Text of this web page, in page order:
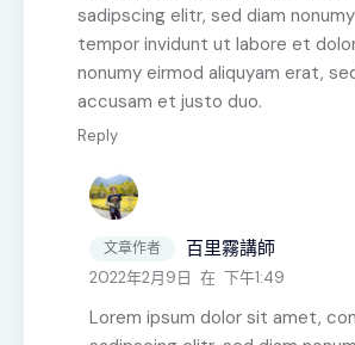
sadipscing elitr, sed diam
tempor invidunt ut labore et
nonumy eirmod aliquyam erat,
accusam et justo duo.
Reply
文章作者 百里霧講師
2022年2月9日 在 下午1:49
Lorem ipsum dolor sit amet,